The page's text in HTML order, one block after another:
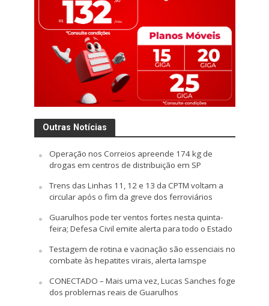
Outras Notícias
Operação nos Correios apreende 174 kg de
drogas em centros de distribuição em SP
Trens das Linhas 11, 12 e 13 da CPTM voltam a
circular após o fim da greve dos ferroviários
Guarulhos pode ter ventos fortes nesta quinta-
feira; Defesa Civil emite alerta para todo o Estado
Testagem de rotina e vacinação são essenciais no
combate às hepatites virais, alerta Iamspe
CONECTADO – Mais uma vez, Lucas Sanches foge
dos problemas reais de Guarulhos